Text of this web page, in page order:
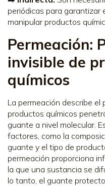
periódicas para
manipular productos
Permeación:
invisible de
químicos
La permeación describe el
productos químicos
guante a nivel molecular.
factores, como la
guante y el tipo de
permeación proporciona
la que una sustancia se
lo tanto, el guante